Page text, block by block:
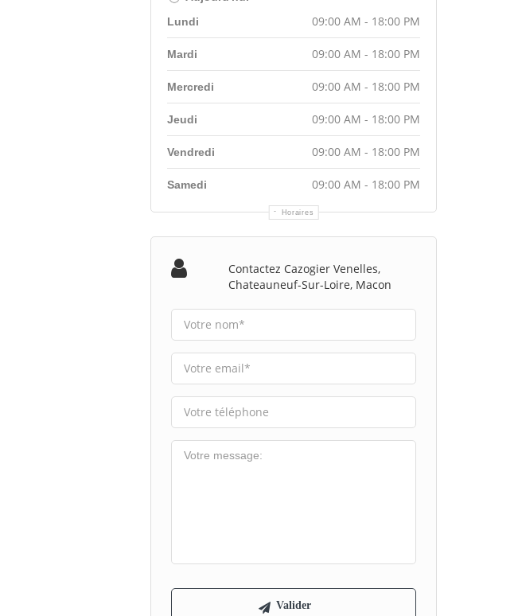
Horaires
Lundi 09:00 AM - 18:00 PM
Mardi 09:00 AM - 18:00 PM
Mercredi 09:00 AM - 18:00 PM
Jeudi 09:00 AM - 18:00 PM
Vendredi 09:00 AM - 18:00 PM
Samedi 09:00 AM - 18:00 PM
Contactez Cazogier Venelles,
Chateauneuf-Sur-Loire, Macon